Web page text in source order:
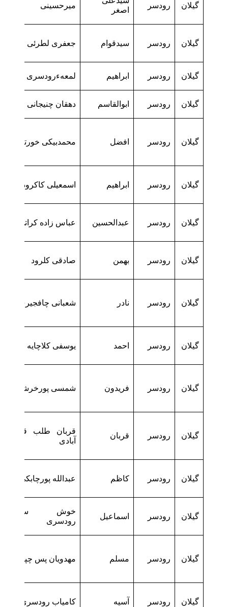
گیلان رودسر
اصغر
میرحسینی
گیلان رودسر سیدقوام جعفری لطرئی
گیلان رودسر ابراهیم لمعهءرودسری
گیلان رودسر ابوالقاسم دهقان چنیجانی
گیلان رودسر افضل محمدبیکی خورتابی
گیلان رودسر ابراهیم اسمعیلی کاکرودی
گیلان رودسر عبدالحسین عباس زاده کراتی
گیلان رودسر بهمن صادقی کلرود
گیلان رودسر نادر شعبانی چافجیری
گیلان رودسر احمد یوسفی کلاچایه
گیلان رودسر فریدون شمسی پورخرشتمی
گیلان رودسر قربان
قربان طلب قاسم
آبادی
گیلان رودسر کاظم عبدالله پورچابکی
گیلان رودسر اسماعیل
خوش سلوک
رودسری
گیلان رودسر مسلم مهدویان پس چپری
گیلان رودسر آسیه کامیاب رودسری